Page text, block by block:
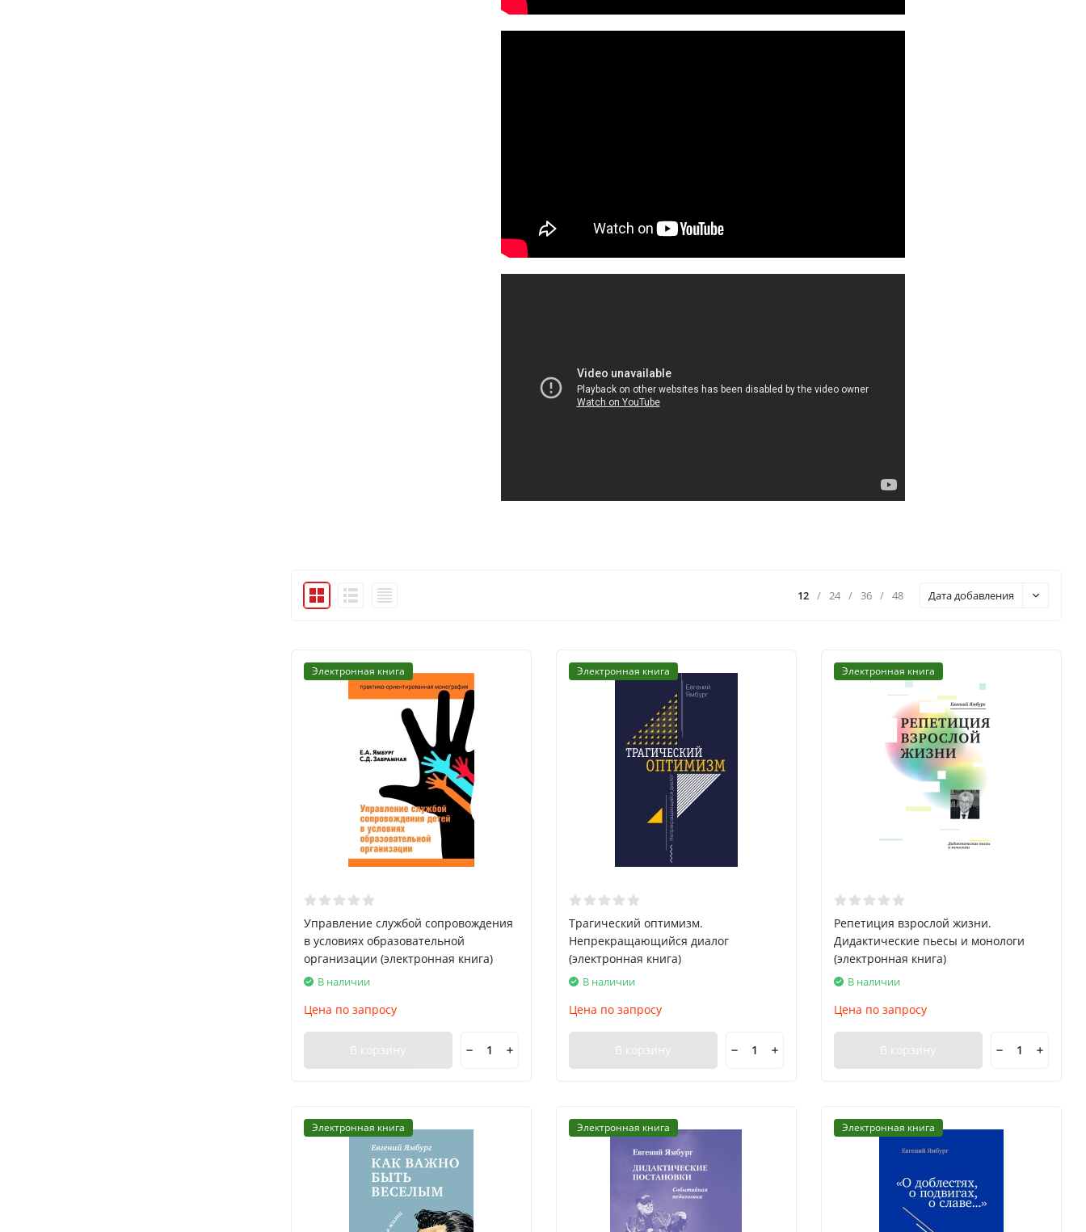
12 / 24 / 36 / 48 Дата добавления
Электронная книга
Управление службой сопровождения
в условиях образовательной
организации (электронная книга)
В наличии
Цена по запросу
В корзину
Электронная книга
Трагический оптимизм.
Непрекращающийся диалог
(электронная книга)
В наличии
Цена по запросу
В корзину
Электронная книга
Репетиция взрослой жизни.
Дидактические пьесы и монологи
(электронная книга)
В наличии
Цена по запросу
В корзину
Электронная книга Электронная книга Электронная книга